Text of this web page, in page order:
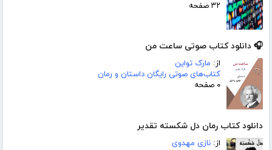
۳۲ صفحه
🎧 دانلود کتاب صوتی ساعت من
از: مارک تواین
کتاب‌های صوتی رایگان داستان و رمان
۰ صفحه
دانلود کتاب رمان دل شکسته تقدیر
از: نازی مهدوی